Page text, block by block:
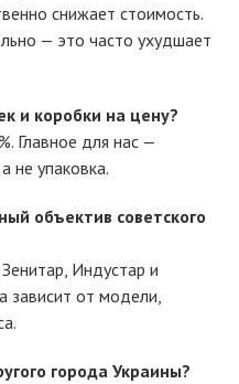
снижает стоимость.
— это часто ухудшает
и коробки на цену?
Главное для нас —
не упаковка.
объектив советского
Индустар и
зависит от модели,
города Украины?